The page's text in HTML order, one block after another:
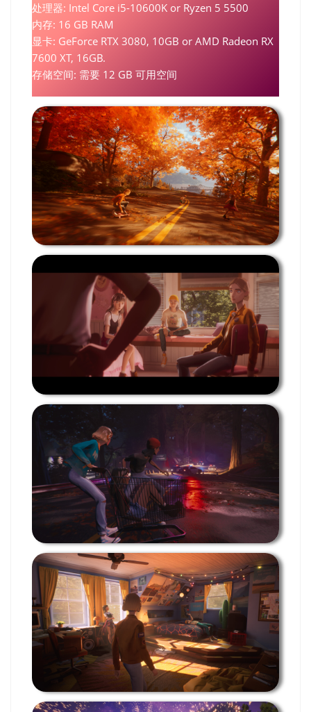
处理器: Intel Core i5-10600K or Ryzen 5 5500
内存: 16 GB RAM
显卡: GeForce RTX 3080, 10GB or AMD Radeon RX
7600 XT, 16GB.
存储空间: 需要 12 GB 可用空间